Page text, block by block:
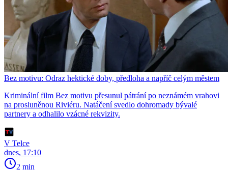
Bez motivu: Odraz hektické doby, předloha a napříč celým městem
Kriminální film Bez motivu přesunul pátrání po neznámém vrahovi
na prosluněnou Riviéru. Natáčení svedlo dohromady bývalé
partnery a odhalilo vzácné rekvizity.
V Telce
dnes, 17:10
2 min